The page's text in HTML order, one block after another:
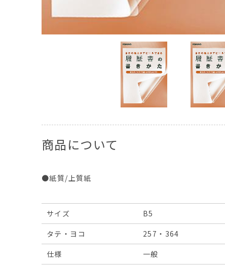
商品について
●紙質/上質紙
サイズ
B5
タテ・ヨコ
257・364
仕様
一般